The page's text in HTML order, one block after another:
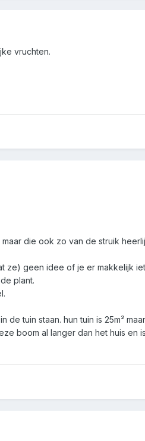
vruchten.
die ook zo van de struik
geen idee of je er makkelijk
plant.
tuin staan. hun tuin is 25m²
boom al langer dan het huis en